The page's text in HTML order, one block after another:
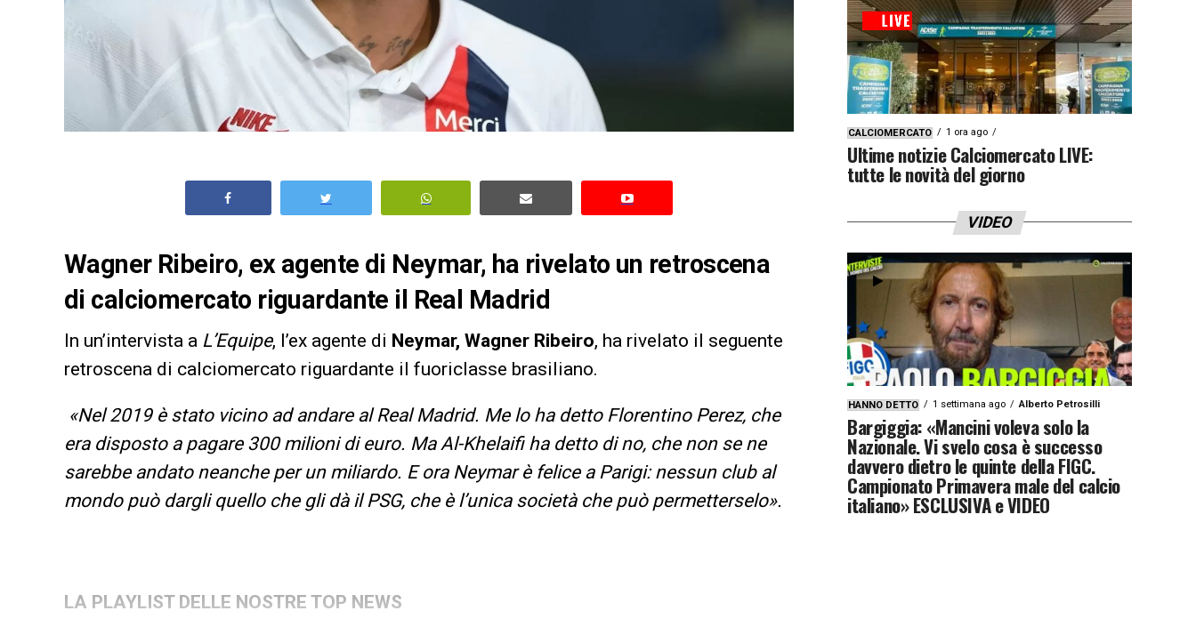
Wagner Ribeiro, ex agente di Neymar, ha rivelato un retroscena
di calciomercato riguardante il Real Madrid
In un’intervista a L’Equipe, l’ex agente di Neymar, Wagner Ribeiro, ha rivelato il seguente
retroscena di calciomercato riguardante il fuoriclasse brasiliano.
«Nel 2019 è stato vicino ad andare al Real Madrid. Me lo ha detto Florentino Perez, che
era disposto a pagare 300 milioni di euro. Ma Al-Khelaifi ha detto di no, che non se ne
sarebbe andato neanche per un miliardo. E ora Neymar è felice a Parigi: nessun club al
mondo può dargli quello che gli dà il PSG, che è l’unica società che può permetterselo».
LA PLAYLIST DELLE NOSTRE TOP NEWS
CALCIOMERCATO 1 ora ago
Ultime notizie Calciomercato LIVE:
tutte le novità del giorno
VIDEO
HANNO DETTO 1 settimana ago Alberto Petrosilli
Bargiggia: «Mancini voleva solo la
Nazionale. Vi svelo cosa è successo
davvero dietro le quinte della FIGC.
Campionato Primavera male del calcio
italiano» ESCLUSIVA e VIDEO